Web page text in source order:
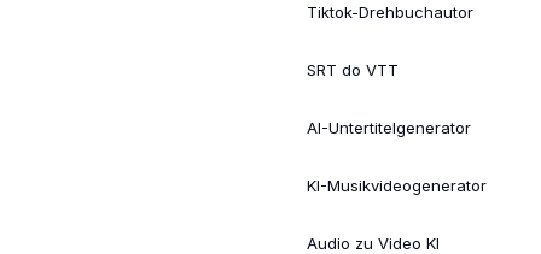
Tiktok-Drehbuchautor
SRT do VTT
AI-Untertitelgenerator
KI-Musikvideogenerator
Audio zu Video KI